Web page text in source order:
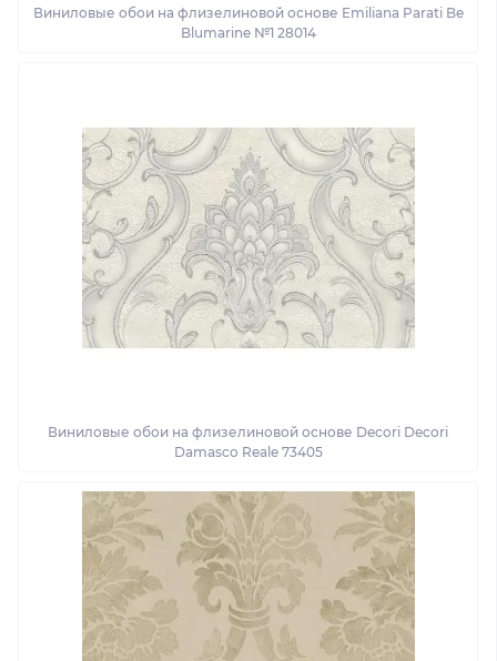
Виниловые обои на флизелиновой основе Emiliana Parati Be
Blumarine №1 28014
Виниловые обои на флизелиновой основе Decori Decori
Damasco Reale 73405